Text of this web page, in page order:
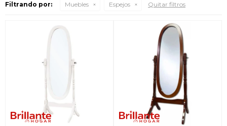
Filtrando por: Muebles Espejos Quitar filtros